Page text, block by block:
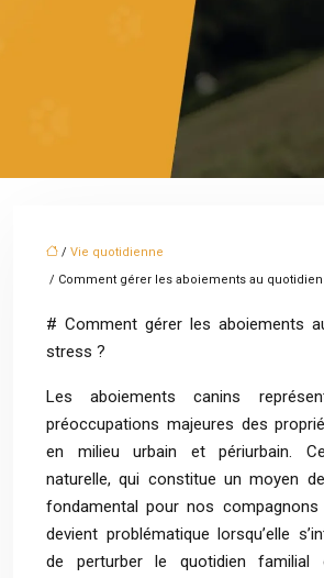
/ Vie quotidienne
/ Comment gérer les aboiements au quotidien
# Comment gérer les aboiements
stress ?
Les aboiements canins
préoccupations majeures des
en milieu urbain et périurbain.
naturelle, qui constitue un moyen
fondamental pour nos
devient problématique lorsqu’elle
de perturber le quotidien familial